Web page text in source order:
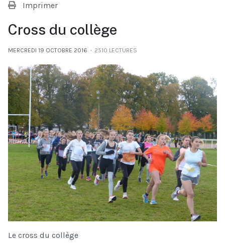
Imprimer
Cross du collège
MERCREDI 19 OCTOBRE 2016 2510 LECTURES
Le cross du collège